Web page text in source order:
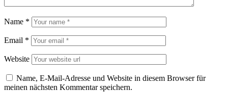
Name *
Email *
Website
Name, E-Mail-Adresse und Website in diesem Browser für
meinen nächsten Kommentar speichern.